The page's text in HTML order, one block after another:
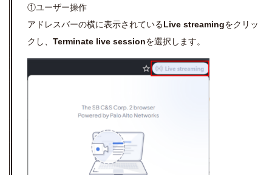
①ユーザー操作
アドレスバーの横に表示されているLive streamingをクリッ
クし、 Terminate live sessionを選択します。